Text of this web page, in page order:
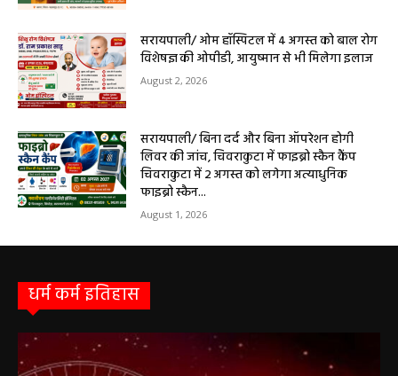
सरायपाली/ ओम हॉस्पिटल में 4 अगस्त को बाल रोग
विशेषज्ञ की ओपीडी, आयुष्मान से भी मिलेगा इलाज
August 2, 2026
सरायपाली/ बिना दर्द और बिना ऑपरेशन होगी
लिवर की जांच, चिवराकुटा में फाइब्रो स्कैन कैंप
चिवराकुटा में 2 अगस्त को लगेगा अत्याधुनिक
फाइब्रो स्कैन...
August 1, 2026
धर्म कर्म इतिहास